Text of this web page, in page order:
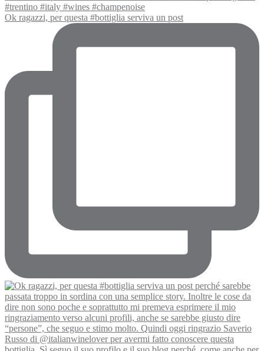
Ok ragazzi, per questa #bottiglia serviva un post